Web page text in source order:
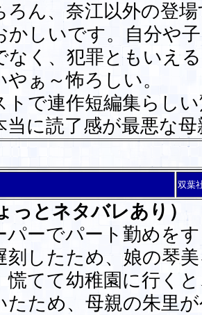
ん、奈江以外の登
かしいです。自分や
なく、犯罪ともいえ
やぁ～怖ろしい。
で連作短編集らし
当に読了感が最悪な
双葉
っとネタバレあり）
ーでパート勤めを
刻したため、娘の琴
慌てて幼稚園に行く
たため、母親の朱里